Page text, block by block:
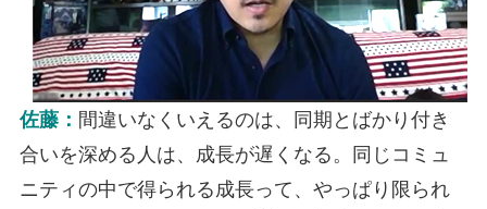
佐藤： 間違いなくいえるのは、同期とばかり付き
合いを深める人は、成長が遅くなる。同じコミュ
ニティの中で得られる成長って、やっぱり限られ